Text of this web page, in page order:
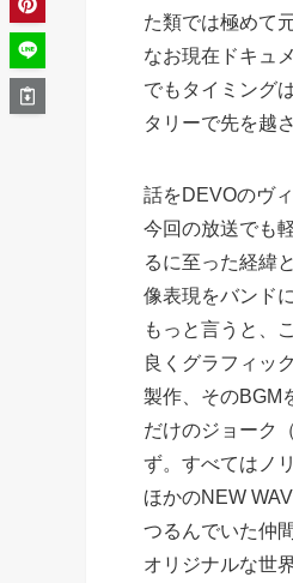
た類では極めて
なお現在ドキュ
でもタイミング
タリーで先を越
話をDEVOのヴ
今回の放送でも
るに至った経緯
像表現をバンド
もっと言うと、
良くグラフィッ
製作、そのBGM
だけのジョーク
ず。すべてはノ
ほかのNEW
つるんでいた仲
オリジナルな世